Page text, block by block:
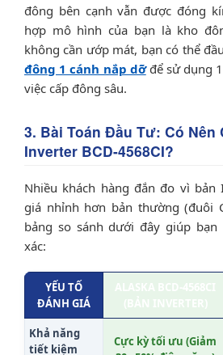
đông bên cạnh vẫn được đóng
hợp mô hình của bạn là kho
không cần ướp mát, bạn có thể
đông 1 cánh nắp dỡđể sử dụng
việc cấp đông sâu.
3. Bài Toán Đầu Tư: Có Nên
Inverter BCD-4568CI?
Nhiều khách hàng đắn đo vì bản
giá nhỉnh hơn bản thường (đuôi
bảng so sánh dưới đây giúp
xác:
YẾU TỐ
ĐÁNH GIÁ
Khả năng
tiết kiệm
Cực kỳ tối ưu (Giảm